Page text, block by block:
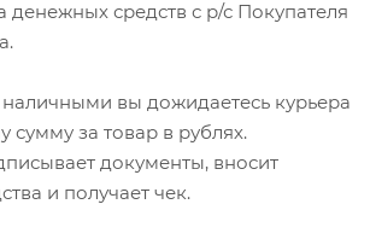
денежных средств с р/с Покупателя
вы дожидаетесь курьера
сумму за товар в рублях.
документы, вносит
и получает чек.